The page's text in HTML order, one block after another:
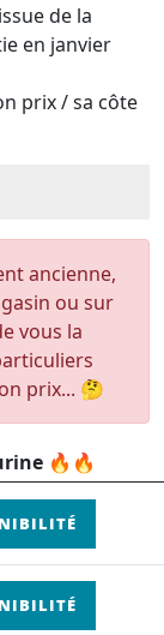
de la
en janvier
prix / sa côte
ancienne,
ou sur
vous la
prix... 🤔
🔥🔥